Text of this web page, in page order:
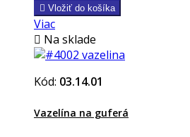
 Vložiť do košíka
Viac
 Na sklade
Kód: 03.14.01
Vazelína na guferá